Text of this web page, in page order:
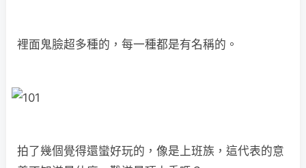
裡面鬼臉超多種的，每一種都是有名稱的。
拍了幾個覺得還蠻好玩的，像是上班族，這代表的意